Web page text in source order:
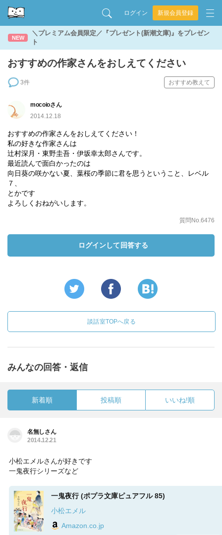
ログイン 新規会員登録
NEW
＼プレミアム会員限定／『プレゼント(新潮文庫)』をプレゼン
ト
おすすめの作家さんをおしえてください
3件 おすすめ教えて
mocoioさん
2014.12.18
おすすめの作家さんをおしえてください！
私の好きな作家さんは
辻村深月・東野圭吾・伊坂幸太郎さんです。
最近読んで面白かったのは
向日葵の咲かない夏、葉桜の季節に君を思うということ、レベル
７、
とかです
よろしくおねがいします。
質問No.6476
ログインして回答する
談話室TOPへ戻る
みんなの回答・返信
新着順 投稿順 いいね!順
名無しさん
2014.12.21
小松エメルさんが好きです
一鬼夜行シリーズなど
一鬼夜行 (ポプラ文庫ピュアフル 85)
小松エメル
Amazon.co.jp